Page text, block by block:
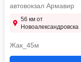
автовокзал Армавир
56 км от
Новоалександровска
Жак_45м